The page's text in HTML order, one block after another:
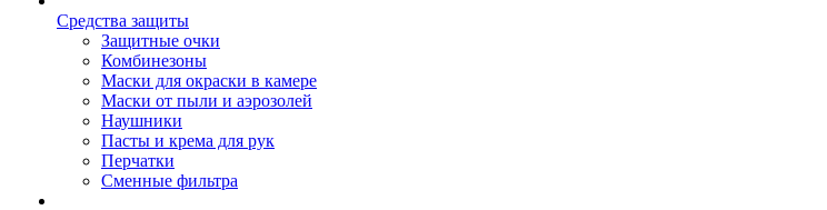
Средства защиты
Защитные очки
Комбинезоны
Маски для окраски в камере
Маски от пыли и аэрозолей
Наушники
Пасты и крема для рук
Перчатки
Сменные фильтра